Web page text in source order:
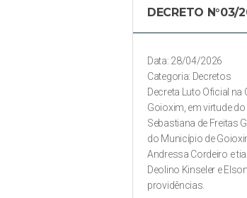
DECRETO N°03/
Data: 28/04/2026
Categoria: Decretos
Decreta Luto Oficial na
Goioxim, em virtude
Sebastiana de Freitas
do Município de
Andressa Cordeiro e
Deolino Kinseler e
providências.